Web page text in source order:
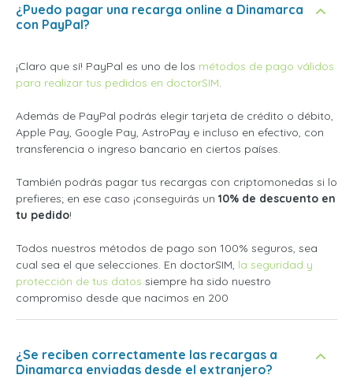
¿Puedo pagar una recarga online a Dinamarca
con PayPal?
¡Claro que sí! PayPal es uno de los métodos de pago válidos
para realizar tus pedidos en doctorSIM.
Además de PayPal podrás elegir tarjeta de crédito o débito,
Apple Pay, Google Pay, AstroPay e incluso en efectivo, con
transferencia o ingreso bancario en ciertos países.
También podrás pagar tus recargas con criptomonedas si lo
prefieres; en ese caso ¡conseguirás un 10% de descuento en
tu pedido!
Todos nuestros métodos de pago son 100% seguros, sea
cual sea el que selecciones. En doctorSIM, la seguridad y
protección de tus datos siempre ha sido nuestro
compromiso desde que nacimos en 200
¿Se reciben correctamente las recargas a
Dinamarca enviadas desde el extranjero?